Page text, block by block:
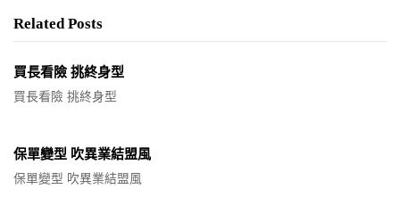
Related Posts
買長看險 挑終身型
買長看險 挑終身型
保單變型 吹異業結盟風
保單變型 吹異業結盟風